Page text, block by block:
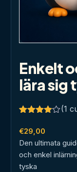
Enkelt
lära sig
4.00 out
of 5
based
on
customer
rating
(1
€29,00
Den ultimata
och enkel
tyska